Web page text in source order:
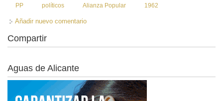
PP
políticos Alianza Popular 1962
Añadir nuevo comentario
Compartir
Aguas de Alicante